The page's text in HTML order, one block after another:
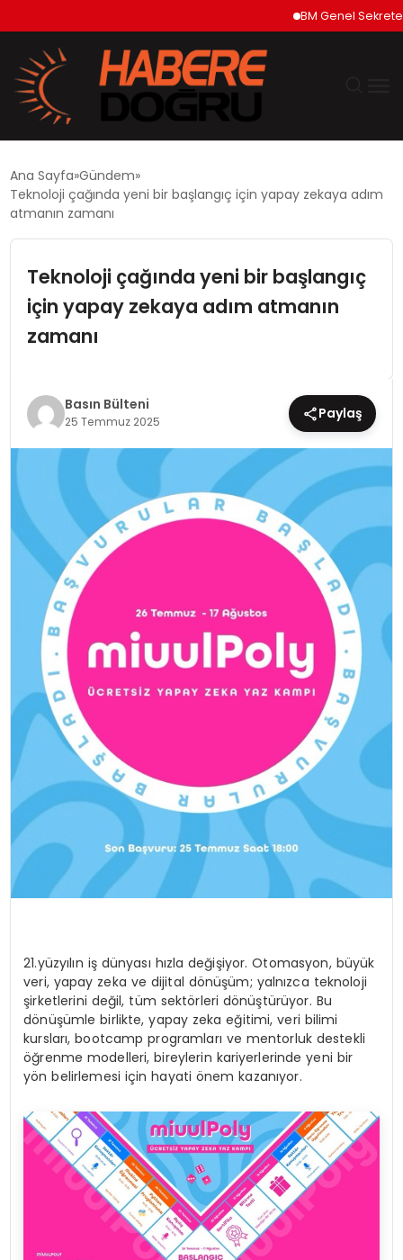
BM Genel Sekreteri
EKONOMİ
DÜNYA
SPOR
EĞİTİM
MAGAZİN
SAĞLIK
YAŞAM
Ana Sayfa Gündem
Teknoloji çağında yeni bir başlangıç için yapay zekaya adım
atmanın zamanı
Teknoloji çağında yeni bir başlangıç
için yapay zekaya adım atmanın
zamanı
Basın Bülteni
25 Temmuz 2025 Paylaş
21.yüzyılın iş dünyası hızla değişiyor. Otomasyon, büyük
veri, yapay zeka ve dijital dönüşüm; yalnızca teknoloji
şirketlerini değil, tüm sektörleri dönüştürüyor. Bu
dönüşümle birlikte, yapay zeka eğitimi, veri bilimi
kursları, bootcamp programları ve mentorluk destekli
öğrenme modelleri, bireylerin kariyerlerinde yeni bir
yön belirlemesi için hayati önem kazanıyor.